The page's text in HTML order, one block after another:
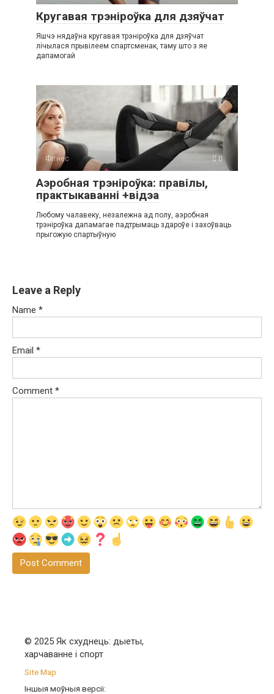
Кругавая трэніроўка для дзяўчат
Яшчэ нядаўна кругавая трэніроўка для дзяўчат
лічылася прывілеем спартсменак, таму што з яе
дапамогай
Фітнес 0
Аэробная трэніроўка: правілы,
практыкаванні +відэа
Любому чалавеку, незалежна ад полу, аэробная
трэніроўка дапамагае падтрымаць здароўе і захоўваць
прыгожую спартыўную
Leave a Reply
Name *
Email *
Comment *
© 2025 Як схуднець: дыеты,
харчаванне і спорт
Site Map
Іншыя моўныя версіі: